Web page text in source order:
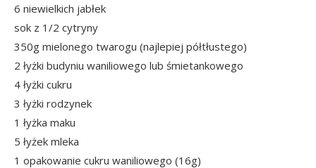
6 niewielkich jabłek
sok z 1/2 cytryny
350g mielonego twarogu (najlepiej półtłustego)
2 łyżki budyniu waniliowego lub śmietankowego
4 łyżki cukru
3 łyżki rodzynek
1 łyżka maku
5 łyżek mleka
1 opakowanie cukru waniliowego (16g)